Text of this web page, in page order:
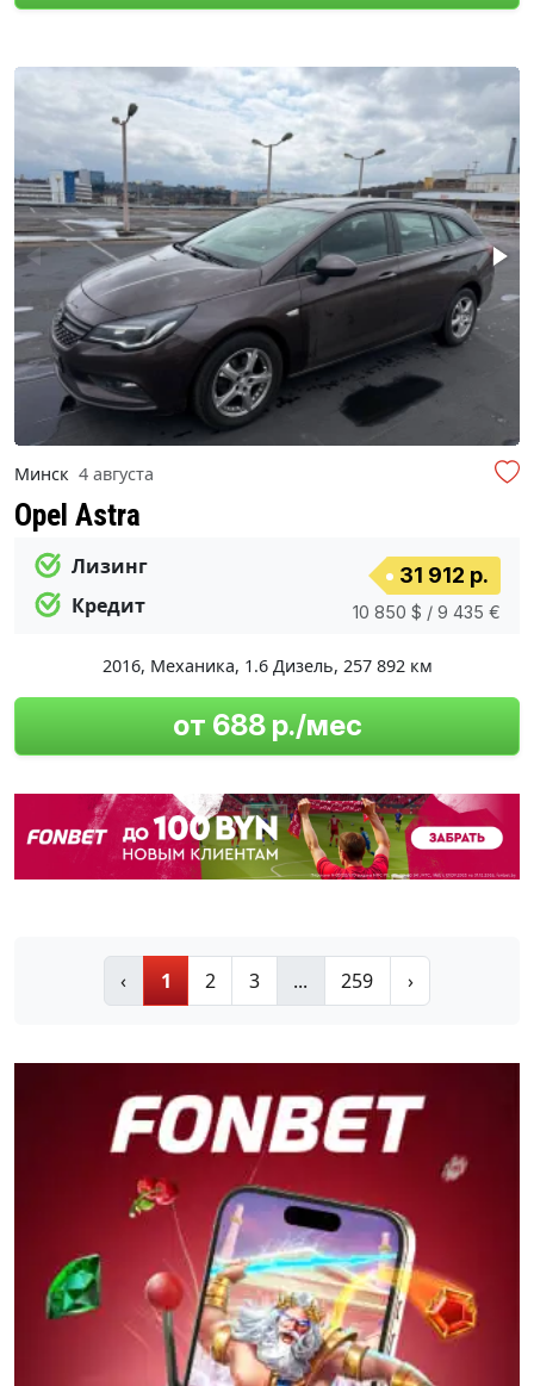
Минск 4 августа
Opel Astra
Лизинг
Кредит
31 912 р.
10 850 $ / 9 435 €
2016, Механика, 1.6 Дизель, 257 892 км
от 688 р./мес
‹ 1 2 3 ... 259 ›